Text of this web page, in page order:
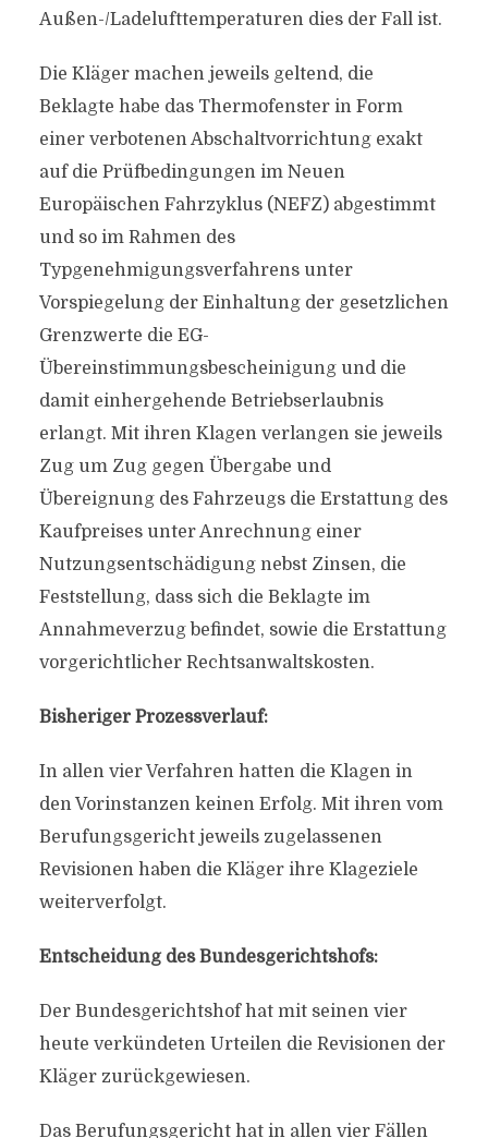
Außen-/Ladelufttemperaturen dies der Fall ist.
Die Kläger machen jeweils geltend, die
Beklagte habe das Thermofenster in Form
einer verbotenen Abschaltvorrichtung exakt
auf die Prüfbedingungen im Neuen
Europäischen Fahrzyklus (NEFZ) abgestimmt
und so im Rahmen des
Typgenehmigungsverfahrens unter
Vorspiegelung der Einhaltung der gesetzlichen
Grenzwerte die EG-
Übereinstimmungsbescheinigung und die
damit einhergehende Betriebserlaubnis
erlangt. Mit ihren Klagen verlangen sie jeweils
Zug um Zug gegen Übergabe und
Übereignung des Fahrzeugs die Erstattung des
Kaufpreises unter Anrechnung einer
Nutzungsentschädigung nebst Zinsen, die
Feststellung, dass sich die Beklagte im
Annahmeverzug befindet, sowie die Erstattung
vorgerichtlicher Rechtsanwaltskosten.
Bisheriger Prozessverlauf:
In allen vier Verfahren hatten die Klagen in
den Vorinstanzen keinen Erfolg. Mit ihren vom
Berufungsgericht jeweils zugelassenen
Revisionen haben die Kläger ihre Klageziele
weiterverfolgt.
Entscheidung des Bundesgerichtshofs:
Der Bundesgerichtshof hat mit seinen vier
heute verkündeten Urteilen die Revisionen der
Kläger zurückgewiesen.
Das Berufungsgericht hat in allen vier Fällen